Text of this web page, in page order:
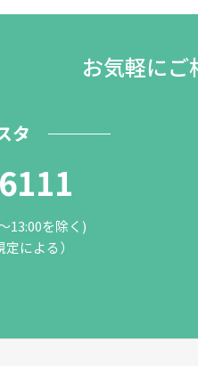
お気軽にご
タ
13:00を除く)
による）